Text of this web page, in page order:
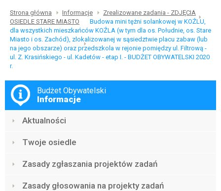
Strona główna Informacje
Zrealizowane zadania - ZDJĘCIA
OSIEDLE STARE MIASTO
Budowa mini tężni solankowej w KOŹLU,
dla wszystkich mieszkańców KOŹLA (w tym dla os. Południe, os. Stare
Miasto i os. Zachód), zlokalizowanej w sąsiedztwie placu zabaw (lub
na jego obszarze) oraz przedszkola w rejonie pomiędzy ul. Filtrową -
ul. Z. Krasińskiego - ul. Kadetów - etap I. - BUDŻET OBYWATELSKI 2020
r.
Menu
Budżet Obywatelski
Informacje
Aktualności
Twoje osiedle
Zasady zgłaszania projektów zadań
Zasady głosowania na projekty zadań